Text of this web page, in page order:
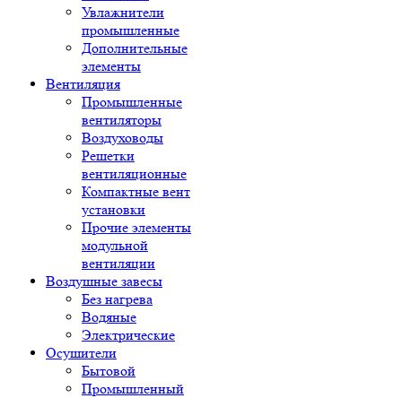
Увлажнители
промышленные
Дополнительные
элементы
Вентиляция
Промышленные
вентиляторы
Воздуховоды
Решетки
вентиляционные
Компактные вент
установки
Прочие элементы
модульной
вентиляции
Воздушные завесы
Без нагрева
Водяные
Электрические
Осушители
Бытовой
Промышленный